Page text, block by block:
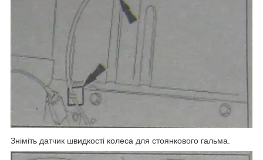
Зніміть датчик швидкості колеса для стоянкового гальма.